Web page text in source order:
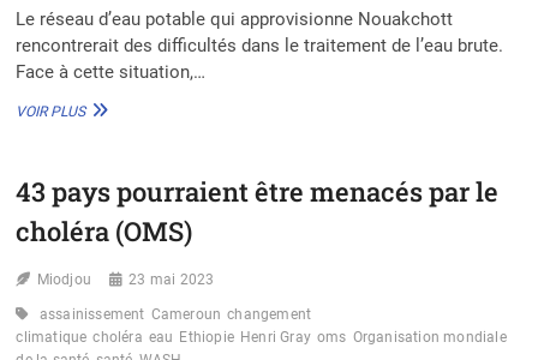
Le réseau d’eau potable qui approvisionne Nouakchott
rencontrerait des difficultés dans le traitement de l’eau brute.
Face à cette situation,…
VOIR PLUSLA
L’INSTABILITÉ
RÉSEAU
DE
43 pays pourraient être menacés par le
choléra (OMS)
Miodjou 23 mai 2023
assainissement Cameroun changement
climatique choléra eau Ethiopie Henri Gray oms Organisation mondiale